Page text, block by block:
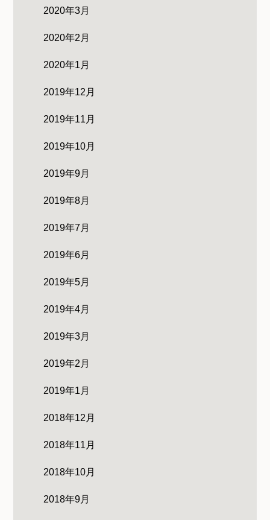
2020年3月
2020年2月
2020年1月
2019年12月
2019年11月
2019年10月
2019年9月
2019年8月
2019年7月
2019年6月
2019年5月
2019年4月
2019年3月
2019年2月
2019年1月
2018年12月
2018年11月
2018年10月
2018年9月